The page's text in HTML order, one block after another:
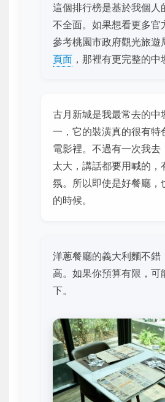
這個排行榜是基於我個人
不全面。如果想看更多官
參考桃園市政府觀光旅遊
頁面 ，那裡有更完整的中
古月新城是我最常去的中
一，它的裝潢真的很有特
電影裡。不過有一次我去
太大，講話都要用喊的，
氛。所以即使是好餐廳，
的時候。
洋蔥餐廳的義大利麵不錯
高。如果你預算有限，可
下。